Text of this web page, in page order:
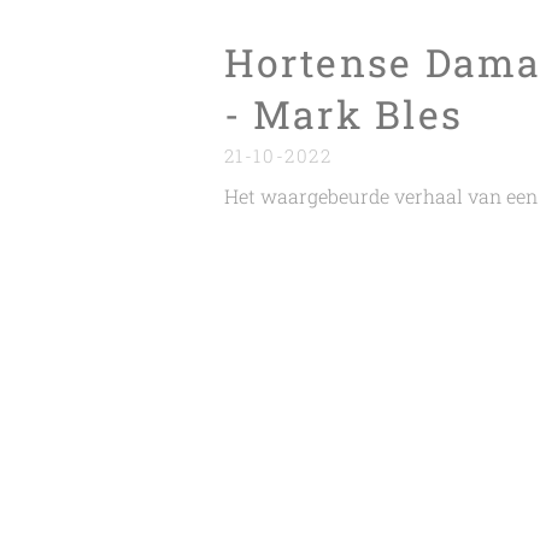
Hortense
- Mark Bles
21-10-2022
Het waargebeurde verhaal van